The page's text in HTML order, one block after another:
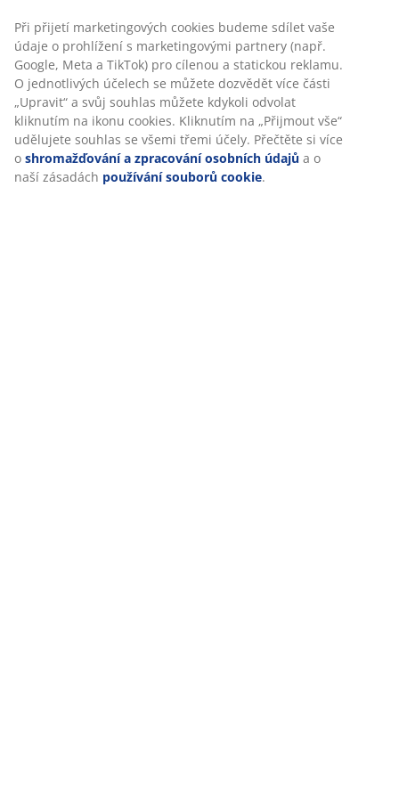
Specifikace
Hodnocení
(110)
Při přijetí marketingových cookies budeme sdílet vaše
údaje o prohlížení s marketingovými partnery (např.
Google, Meta a TikTok) pro cílenou a statickou reklamu.
O jednotlivých účelech se můžete dozvědět více části
„Upravit“ a svůj souhlas můžete kdykoli odvolat
kliknutím na ikonu cookies. Kliknutím na „Přijmout vše“
udělujete souhlas se všemi třemi účely. Přečtěte si více
o shromažďování a zpracování osobních údajů a o
naší zásadách používání souborů cookie.